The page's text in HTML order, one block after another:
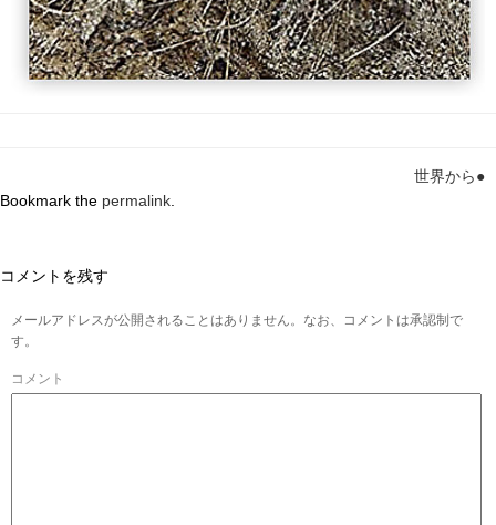
世界から●
Bookmark the permalink.
コメントを残す
メールアドレスが公開されることはありません。なお、コメントは承認制で
す。
コメント